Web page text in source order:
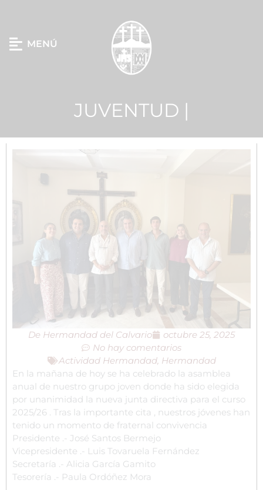
MENÚ
JUVENTUD |
De Hermandad del Calvario
octubre 25, 2025
No hay comentarios
Actividad Hermandad, Hermandad
En la mañana de hoy se ha celebrado la asamblea
anual de nuestro grupo joven donde ha sido elegida
por unanimidad la nueva junta directiva para el curso
2025/26 . Tras la importante cita , nuestros jóvenes han
tenido un momento de fraternal convivencia
Presidente .- José Santos Bermejo
Vicepresidente .- Luis Tovaruela Fernández
Secretaría .- Alicia García Gamito
Tesorería .- Paula Ordóñez Mora